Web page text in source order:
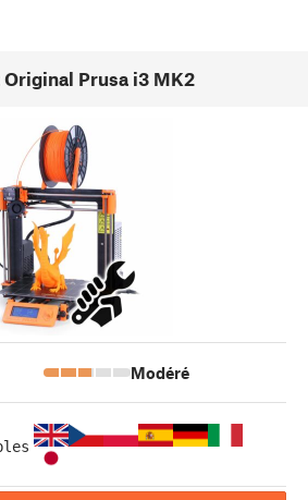
Prusa i3 MK2
Modéré